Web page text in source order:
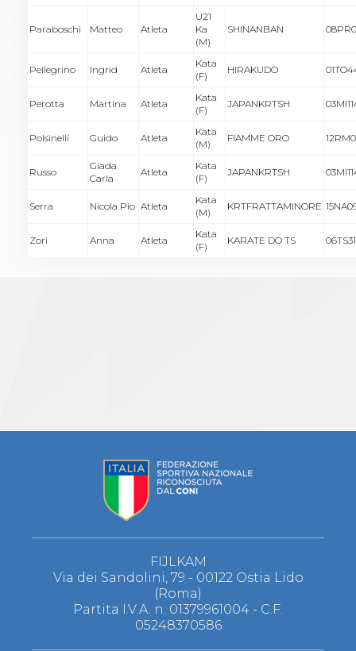
Paraboschi Matteo Atleta
U21
Ka
(M)
SHINANBAN
Pellegrino Ingrid Atleta
Kata
(F)
HIRAKUDO
Perotta Martina Atleta
Kata
(F)
JAPANKRTSH
Polsinelli Guido Atleta
Kata
(M)
FIAMME ORO
Russo
Giada
Carla
Atleta
Kata
(F)
JAPANKRTSH
Serra Nicola Pio Atleta
Kata
(M)
KRTFRATTAMINORE
Zori Anna Atleta
Kata
(F)
KARATE DO TS
FIJLKAM
Via dei Sandolini, 79 - 00122 Ostia Lido
(Roma)
Partita I.V.A. n. 01379961004 - C.F.
05248370586